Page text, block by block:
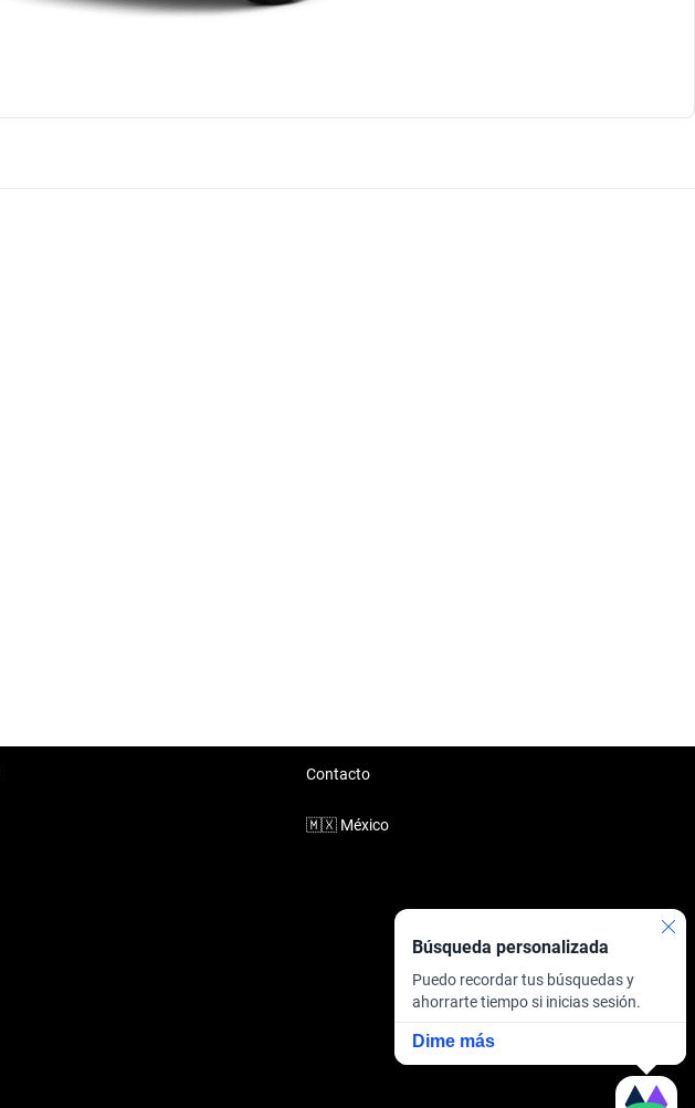
Búsqueda personalizada
Puedo recordar tus búsquedas y
ahorrarte tiempo si inicias sesión.
Dime más
Contacto
🇲🇽 México